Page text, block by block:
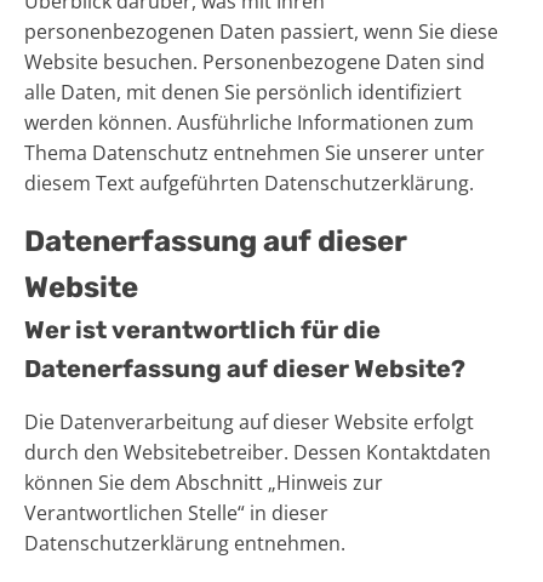
personenbezogenen Daten passiert, wenn Sie diese
Website besuchen. Personenbezogene Daten sind
alle Daten, mit denen Sie persönlich identifiziert
werden können. Ausführliche Informationen zum
Thema Datenschutz entnehmen Sie unserer unter
diesem Text aufgeführten Datenschutzerklärung.
Datenerfassung auf dieser
Website
Wer ist verantwortlich für die
Datenerfassung auf dieser Website?
Die Datenverarbeitung auf dieser Website erfolgt
durch den Websitebetreiber. Dessen Kontaktdaten
können Sie dem Abschnitt „Hinweis zur
Verantwortlichen Stelle“ in dieser
Datenschutzerklärung entnehmen.